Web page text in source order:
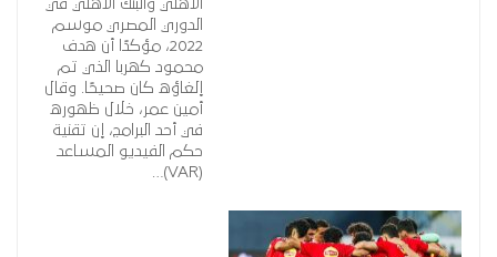
الأهلي والبنك الأهلي في
الدوري المصري موسم
2022، مؤكدًا أن هدف
محمود كهربا الذي تم
إلغاؤه كان صحيحًا. وقال
أمين عمر، خلال ظهوره
في أحد البرامج، إن تقنية
حكم الفيديو المساعد
(VAR)…